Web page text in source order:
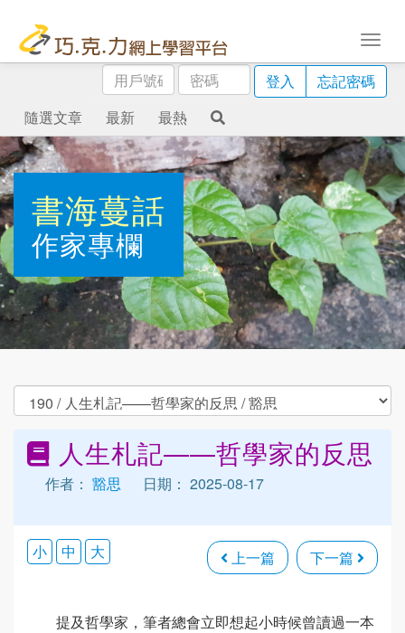
用
戶
號
碼
密
碼
登入
忘記密碼
隨選文章
最新 最熱
書海蔓話
作家專欄
人生札記——哲學家的反思
作者： 豁思 日期： 2025-08-17
上一篇 下一篇
小 中 大
提及哲學家，筆者總會立即想起小時候曾讀過一本